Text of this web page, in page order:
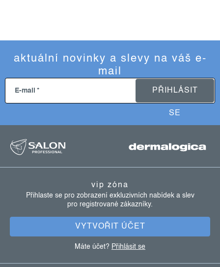
aktuální novinky a slevy na váš e-
mail
E-mail PŘIHLÁSIT
SE
vip zóna
Přihlaste se pro zobrazení exkluzivních nabídek a slev
pro registrované zákazníky.
VYTVOŘIT ÚČET
Máte účet? Přihlásit se